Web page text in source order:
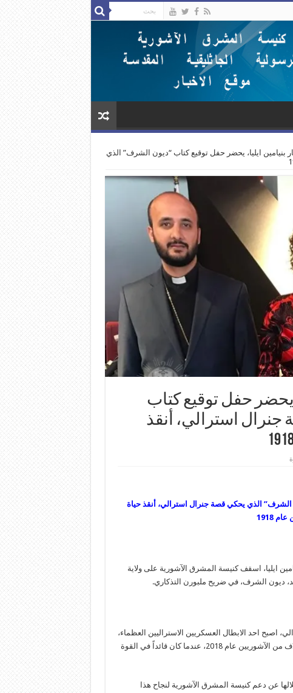
بنيامين ايليا، يحضر حفل توقيع كتاب “ديون الشرف” الذي
يحضر حفل توقيع كتاب
استرالي، أنقذ
الشرف” الذي يحكي قصة جنرال استرالي، أنقذ حياة
1918
الاسقف مار بنيامين ايليا، اسقف كنيسة المشرق الآشورية على ولاية
ديون الشرف، في ضريح ملبورن التذكاري.
اصبح احد الابطال العسكريين الاستراليين العظماء،
الجنرال السير ستانلي جورج سافيج ودوره في انقاذ عشرات الآلاف من الآشوريين عام 2018، عندما كان قائداً في القوة
عن دعم كنيسة المشرق الآشورية لنجاح هذا